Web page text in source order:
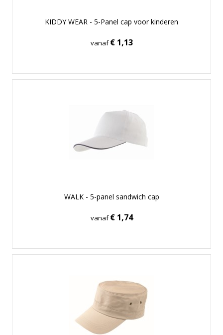
KIDDY WEAR - 5-Panel cap voor kinderen
vanaf€ 1,13
WALK - 5-panel sandwich cap
vanaf€ 1,74